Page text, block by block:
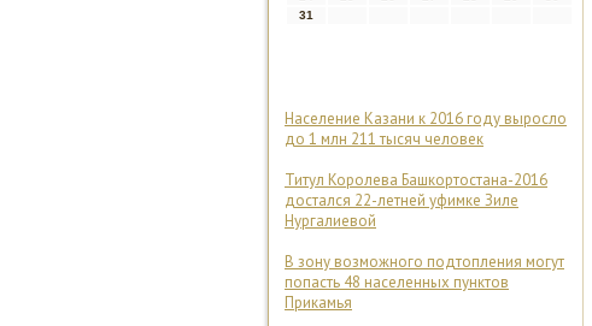
31
Население Казани к 2016 году выросло
до 1 млн 211 тысяч человек
Титул Королева Башкортостана-2016
достался 22-летней уфимке Зиле
Нургалиевой
В зону возможного подтопления могут
попасть 48 населенных пунктов
Прикамья